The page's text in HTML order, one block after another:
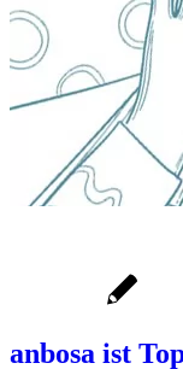
anbosa ist